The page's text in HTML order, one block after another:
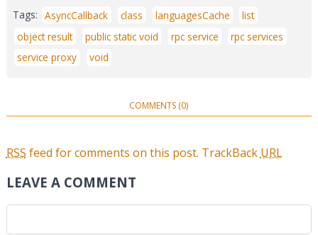
Tags: AsyncCallback class languagesCache
list
object result
public static void rpc service
rpc services
service proxy
void
COMMENTS (0)
RSS feed for comments on this post. TrackBack URL
LEAVE A COMMENT